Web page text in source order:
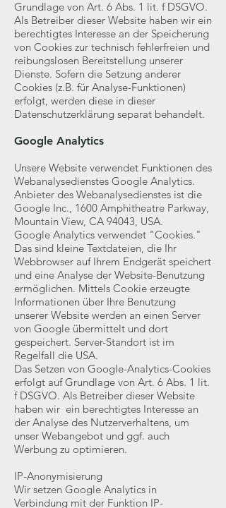
Grundlage von Art. 6 Abs. 1 lit. f DSGVO.
Als Betreiber dieser Website haben wir ein
berechtigtes Interesse an der Speicherung
von Cookies zur technisch fehlerfreien und
reibungslosen Bereitstellung unserer
Dienste. Sofern die Setzung anderer
Cookies (z.B. für Analyse-Funktionen)
erfolgt, werden diese in dieser
Datenschutzerklärung separat behandelt.
Google Analytics
Unsere Website verwendet Funktionen des
Webanalysedienstes Google Analytics.
Anbieter des Webanalysedienstes ist die
Google Inc., 1600 Amphitheatre Parkway,
Mountain View, CA 94043, USA.
Google Analytics verwendet "Cookies."
Das sind kleine Textdateien, die Ihr
Webbrowser auf Ihrem Endgerät speichert
und eine Analyse der Website-Benutzung
ermöglichen. Mittels Cookie erzeugte
Informationen über Ihre Benutzung
unserer Website werden an einen Server
von Google übermittelt und dort
gespeichert. Server-Standort ist im
Regelfall die USA.
Das Setzen von Google-Analytics-Cookies
erfolgt auf Grundlage von Art. 6 Abs. 1 lit.
f DSGVO. Als Betreiber dieser Website
haben wir ein berechtigtes Interesse an
der Analyse des Nutzerverhaltens, um
unser Webangebot und ggf. auch
Werbung zu optimieren.
IP-Anonymisierung
Wir setzen Google Analytics in
Verbindung mit der Funktion IP-